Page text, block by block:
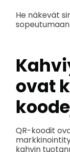
He näkevät
ovat
QR-koodit
kahvin